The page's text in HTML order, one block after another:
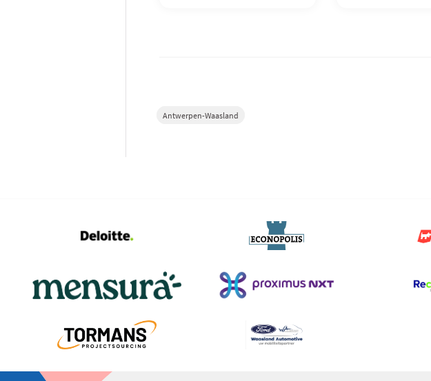
Antwerpen-Waasland